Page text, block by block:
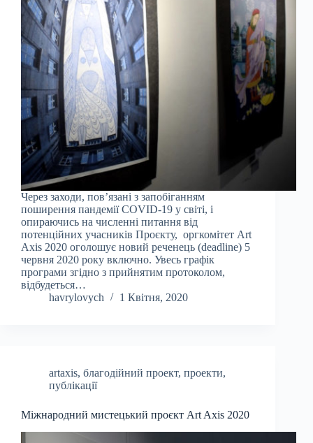
Через заходи, пов’язані з запобіганням
поширення пандемії COVID-19 у світі, і
опираючись на численні питання від
потенційних учасників Проєкту, оргкомітет Art
Axis 2020 оголошує новий реченець (deadline) 5
червня 2020 року включно. Увесь графік
програми згідно з прийнятим протоколом,
відбудеться…
havrylovych
1 Квітня, 2020
artaxis, благодійний проект, проекти,
публікації
Міжнародний мистецький проєкт Art Axis 2020